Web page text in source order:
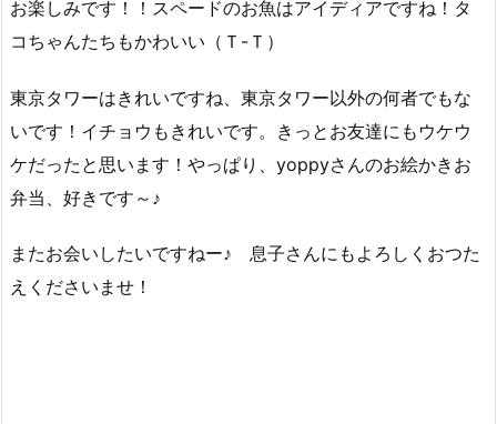
お楽しみです！！スペードのお魚はアイディアですね！タ
コちゃんたちもかわいい（Ｔ-Ｔ）
東京タワーはきれいですね、東京タワー以外の何者でもな
いです！イチョウもきれいです。きっとお友達にもウケウ
ケだったと思います！やっぱり、yoppyさんのお絵かきお
弁当、好きです～♪
またお会いしたいですねー♪ 息子さんにもよろしくおつた
えくださいませ！